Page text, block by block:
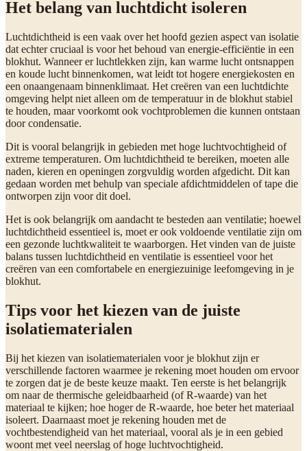
Het belang van luchtdicht isoleren
Luchtdichtheid is een vaak over het hoofd gezien aspect van isolatie
dat echter cruciaal is voor het behoud van energie-efficiëntie in een
blokhut. Wanneer er luchtlekken zijn, kan warme lucht ontsnappen
en koude lucht binnenkomen, wat leidt tot hogere energiekosten en
een onaangenaam binnenklimaat. Het creëren van een luchtdichte
omgeving helpt niet alleen om de temperatuur in de blokhut stabiel
te houden, maar voorkomt ook vochtproblemen die kunnen ontstaan
door condensatie.
Dit is vooral belangrijk in gebieden met hoge luchtvochtigheid of
extreme temperaturen. Om luchtdichtheid te bereiken, moeten alle
naden, kieren en openingen zorgvuldig worden afgedicht. Dit kan
gedaan worden met behulp van speciale afdichtmiddelen of tape die
ontworpen zijn voor dit doel.
Het is ook belangrijk om aandacht te besteden aan ventilatie; hoewel
luchtdichtheid essentieel is, moet er ook voldoende ventilatie zijn om
een gezonde luchtkwaliteit te waarborgen. Het vinden van de juiste
balans tussen luchtdichtheid en ventilatie is essentieel voor het
creëren van een comfortabele en energiezuinige leefomgeving in je
blokhut.
Tips voor het kiezen van de juiste
isolatiematerialen
Bij het kiezen van isolatiematerialen voor je blokhut zijn er
verschillende factoren waarmee je rekening moet houden om ervoor
te zorgen dat je de beste keuze maakt. Ten eerste is het belangrijk
om naar de thermische geleidbaarheid (of R-waarde) van het
materiaal te kijken; hoe hoger de R-waarde, hoe beter het materiaal
isoleert. Daarnaast moet je rekening houden met de
vochtbestendigheid van het materiaal, vooral als je in een gebied
woont met veel neerslag of hoge luchtvochtigheid.